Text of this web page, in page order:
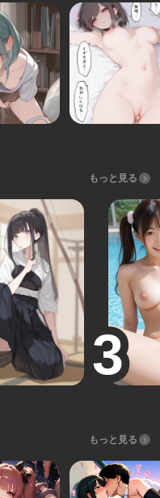
もっと見る
もっと見る